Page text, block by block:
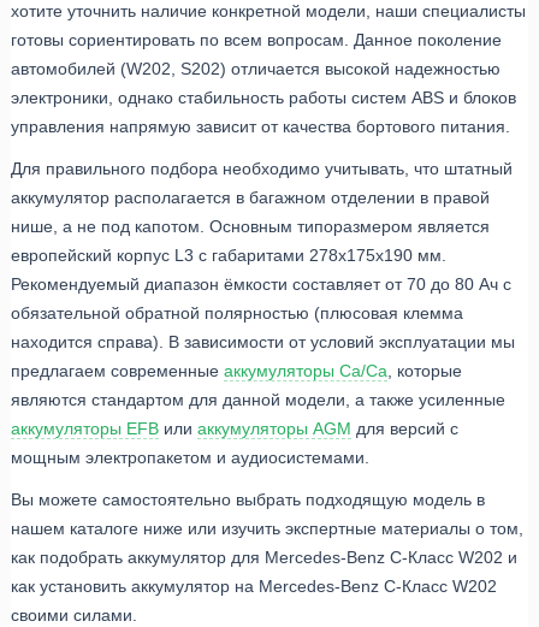
хотите уточнить наличие конкретной модели, наши специалисты
готовы сориентировать по всем вопросам. Данное поколение
автомобилей (W202, S202) отличается высокой надежностью
электроники, однако стабильность работы систем ABS и блоков
управления напрямую зависит от качества бортового питания.
Для правильного подбора необходимо учитывать, что штатный
аккумулятор располагается в багажном отделении в правой
нише, а не под капотом. Основным типоразмером является
европейский корпус L3 с габаритами 278x175x190 мм.
Рекомендуемый диапазон ёмкости составляет от 70 до 80 Ач с
обязательной обратной полярностью (плюсовая клемма
находится справа). В зависимости от условий эксплуатации мы
предлагаем современные аккумуляторы Ca/Ca , которые
являются стандартом для данной модели, а также усиленные
аккумуляторы EFB или аккумуляторы AGM для версий с
мощным электропакетом и аудиосистемами.
Вы можете самостоятельно выбрать подходящую модель в
нашем каталоге ниже или изучить экспертные материалы о том,
как подобрать аккумулятор для Mercedes-Benz C-Класс W202 и
как установить аккумулятор на Mercedes-Benz C-Класс W202
своими силами.